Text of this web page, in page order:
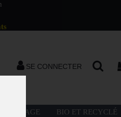
SE CONNECTER
LA PLAGE BIO ET RECYCLÉ